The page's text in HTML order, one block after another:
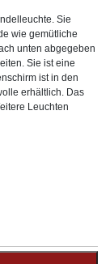
Sie
wie gemütliche
unten abgegeben
Sie ist eine
ist in den
erhältlich. Das
Leuchten